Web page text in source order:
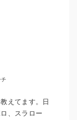
えてます。日
、スラロー